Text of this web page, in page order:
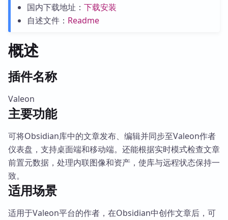
国内下载地址： 下载安装
自述文件： Readme
概述
插件名称
Valeon
主要功能
可将Obsidian库中的文章发布、编辑并同步至Valeon作者
仪表盘，支持桌面端和移动端。还能根据实时模式检查文章
前置元数据，处理内联图像和资产，使库与远程状态保持一
致。
适用场景
适用于Valeon平台的作者，在Obsidian中创作文章后，可